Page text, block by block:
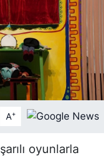
A+
oyunlarla